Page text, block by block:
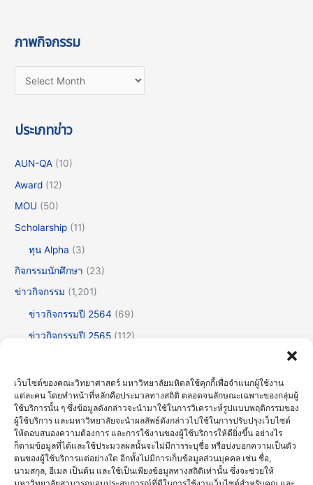
เว็บไซต์ของคณะวิทยาศาสตร์ มหาวิทยาลัยมหิดลใช้คุกกี้เพื่อจำแนกผู้ใช้งาน
แต่ละคน โดยทำหน้าที่หลักคือประมวลทางสถิติ ตลอดจนลักษณะเฉพาะของกลุ่มผู้
ใช้บริการนั้น ๆ ซึ่งข้อมูลดังกล่าวจะนำมาใช้ในการวิเคราะห์รูปแบบพฤติกรรมของ
ผู้ใช้บริการ และมหาวิทยาลัยจะนำผลลัพธ์ดังกล่าวไปใช้ในการปรับปรุงเว็บไซต์
ให้ตอบสนองความต้องการ และการใช้งานของผู้ใช้บริการให้ดียิ่งขึ้น อย่างไร
ก็ตามข้อมูลที่ได้และใช้ประมวลผลนั้นจะไม่มีการระบุชื่อ หรือบ่งบอกความเป็นตัว
ตนของผู้ใช้บริการแต่อย่างใด อีกทั้งไม่มีการเก็บข้อมูลส่วนบุคคล เช่น ชื่อ,
นามสกุล, อีเมล เป็นต้น และใช้เป็นเพียงข้อมูลทางสถิติเท่านั้น ซึ่งจะช่วยให้
ภาพกิจกรรม
ประเภทข่าว
AUN-QA (10)
Award (12)
MOU (50)
Scholarship (11)
ทุน Alpha (3)
กิจกรรมนักศึกษา (23)
ข่าวกิจกรรม (1,201)
ข่าวกิจกรรมปี 2564 (69)
ข่าวกิจกรรมปี 2565 (112)
ข่าวกิจกรรมปี 2567 (252)
ข่าวกิจกรรมปี 2568(355)
ข่าวกิจกรรมปี 2569(191)
ข่าวทั่วไป(716)
ข่าวธรรมาภิบาลและความโปร่งใส (OIT)(30)